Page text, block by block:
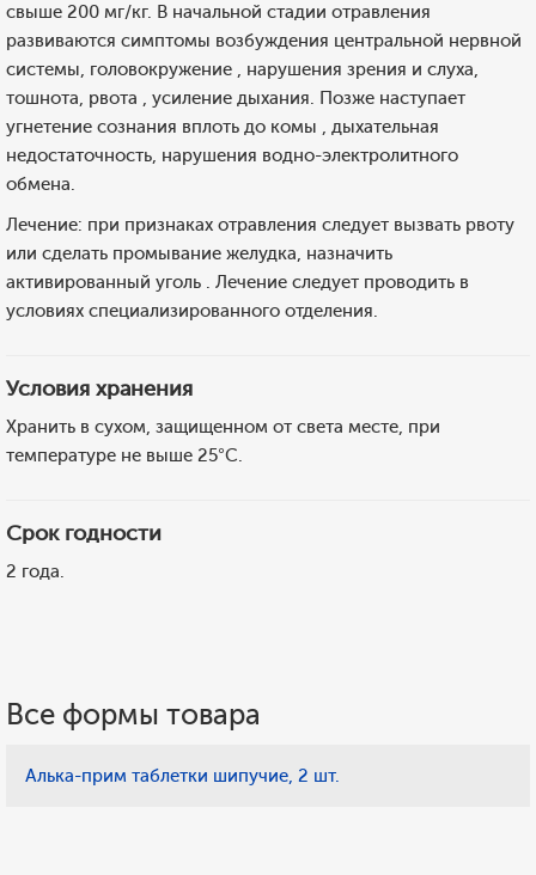
свыше 200 мг/кг. В начальной стадии отравления
развиваются симптомы возбуждения центральной нервной
системы, головокружение , нарушения зрения и слуха,
тошнота, рвота , усиление дыхания. Позже наступает
угнетение сознания вплоть до комы , дыхательная
недостаточность, нарушения водно-электролитного
обмена.
Лечение: при признаках отравления следует вызвать рвоту
или сделать промывание желудка, назначить
активированный уголь . Лечение следует проводить в
условиях специализированного отделения.
Условия хранения
Хранить в сухом, защищенном от света месте, при
температуре не выше 25°С.
Срок годности
2 года.
Все формы товара
Алька-прим таблетки шипучие, 2 шт.